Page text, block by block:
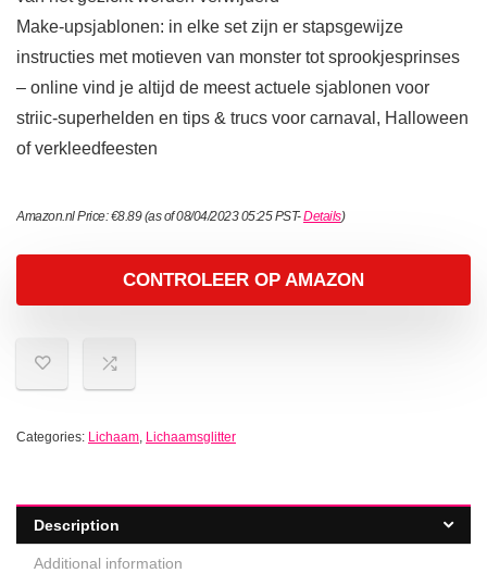
Make-upsjablonen: in elke set zijn er stapsgewijze
instructies met motieven van monster tot sprookjesprinses
– online vind je altijd de meest actuele sjablonen voor
striic-superhelden en tips & trucs voor carnaval, Halloween
of verkleedfeesten
Amazon.nl Price:€8.89(as of 08/04/2023 05:25 PST-Details)
CONTROLEER OP AMAZON
Categories: Lichaam, Lichaamsglitter
Description
Additional information